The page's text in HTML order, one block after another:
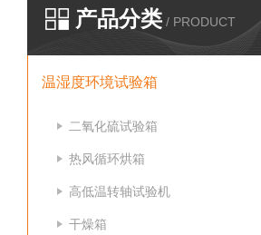
产品分类 / PRODUCT
温湿度环境试验箱
二氧化硫试验箱
热风循环烘箱
高低温转轴试验机
干燥箱